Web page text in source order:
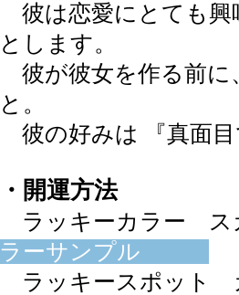
彼は恋愛にとても興
とします。
彼が彼女を作る前に
と。
彼の好みは 『真面
・開運方法
ラッキーカラー ス
ラーサンプル
ラッキースポット